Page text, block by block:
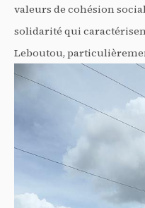
valeurs de cohésion
solidarité qui
Leboutou,